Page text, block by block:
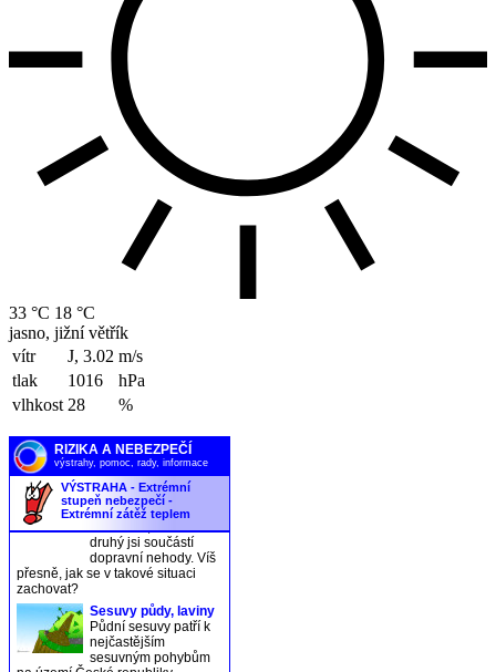
33 °C 18 °C
jasno, jižní větřík
vítr
J, 3.02 m/s
tlak
1016
hPa
vlhkost 28 %